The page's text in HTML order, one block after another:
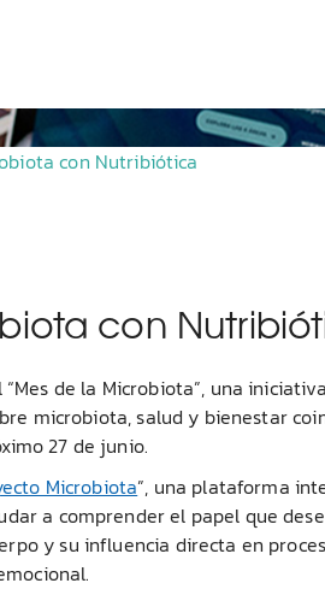
con Nutribiótica
con
de la Microbiota”, una
microbiota, salud y bienestar
27 de junio.
Microbiota”, una plataforma
a comprender el papel que
y su influencia directa en